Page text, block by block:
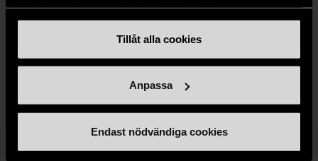
Tillåt alla cookies
Anpassa
Endast nödvändiga cookies
XS (32-34)
Mycket gott skick
S (34-36)
Mycket gott skick